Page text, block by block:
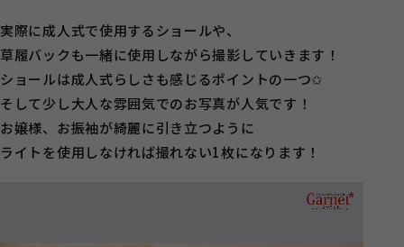
実際に成人式で使用するショールや、
草履バックも一緒に使用しながら撮影していきます！
ショールは成人式らしさも感じるポイントの一つ✩
そして少し大人な雰囲気でのお写真が人気です！
お嬢様、お振袖が綺麗に引き立つように
ライトを使用しなければ撮れない1枚になります！